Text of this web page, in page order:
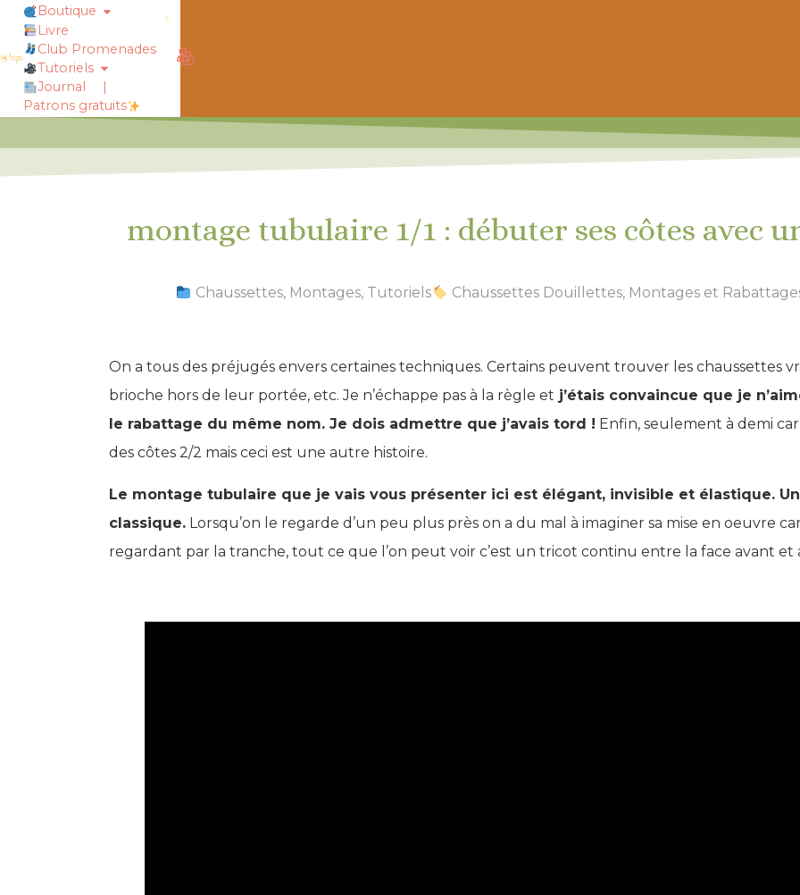
obtiens 20% de réduction sur ton prochain achat de patrons
Boutique
Livre
Club Promenades
Tutoriels
Journal
|
Patrons gratuits
montage tubulaire 1/1 : débuter ses côtes avec
Chaussettes, Montages, Tutoriels Chaussettes Douillettes, Montages et
On a tous des préjugés envers certaines techniques. Certains peuvent trouver les chaussettes
brioche hors de leur portée, etc. Je n’échappe pas à la règle et j’étais convaincue que je
le rabattage du même nom. Je dois admettre que j’avais tord ! Enfin, seulement à demi
des côtes 2/2 mais ceci est une autre histoire.
Le montage tubulaire que je vais vous présenter ici est élégant, invisible et élastique.
classique. Lorsqu’on le regarde d’un peu plus près on a du mal à imaginer sa mise en oeuvre
regardant par la tranche, tout ce que l’on peut voir c’est un tricot continu entre la face avant et